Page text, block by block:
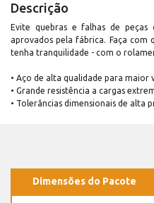
Descrição
Evite quebras e falhas de
aprovados pela fábrica. Faça com
tenha tranquilidade - com o
• Aço de alta qualidade para maior
• Grande resistência a cargas
• Tolerâncias dimensionais de alta
Dimensões do Pacote